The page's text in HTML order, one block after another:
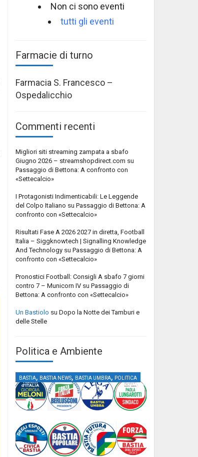
Non ci sono eventi
tutti gli eventi
Farmacie di turno
Farmacia S. Francesco –
Ospedalicchio
Commenti recenti
Migliori siti streaming zampata a sbafo
Giugno 2026 – streamshopdirect.com su
Passaggio di Bettona: A confronto con
«Settecalcio»
I Protagonisti Indimenticabili: Le Leggende
del Colpo Italiano su Passaggio di Bettona: A
confronto con «Settecalcio»
Risultati Fase A 2026 2027 in diretta, Football
Italia – Siggknowtech | Signalling Knowledge
And Technology su Passaggio di Bettona: A
confronto con «Settecalcio»
Pronostici Football: Consigli A sbafo 7 giorni
contro 7 – Municorn IV su Passaggio di
Bettona: A confronto con «Settecalcio»
Un Bastiolo su Dopo la Notte dei Tamburi e
delle Stelle
Politica e Ambiente
BASTIA, BASTIA NEWS, BASTIA UMBRA, POLITICA